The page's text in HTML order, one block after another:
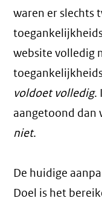
waren er slechts
website volledig
voldoet volledig.
aangetoond dan
niet.
De huidige
Doel is het